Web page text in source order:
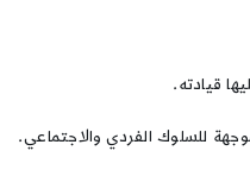
قيادته.
للسلوك الفردي والاجتماعي.